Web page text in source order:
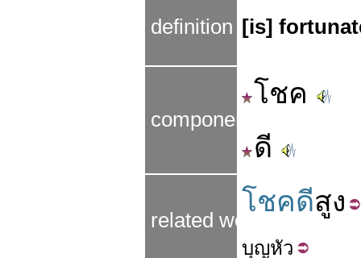
definition [is]
components
โชค
ดี
related words
โชคดีสูง
บุญหัว